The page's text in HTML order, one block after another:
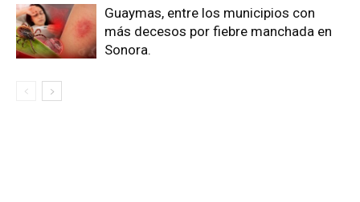
Guaymas, entre los municipios con
más decesos por fiebre manchada en
Sonora.